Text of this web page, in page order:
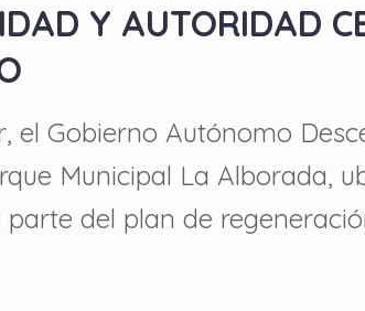
Y AUTORIDAD
el Gobierno Autónomo
Municipal La Alborada,
del plan de